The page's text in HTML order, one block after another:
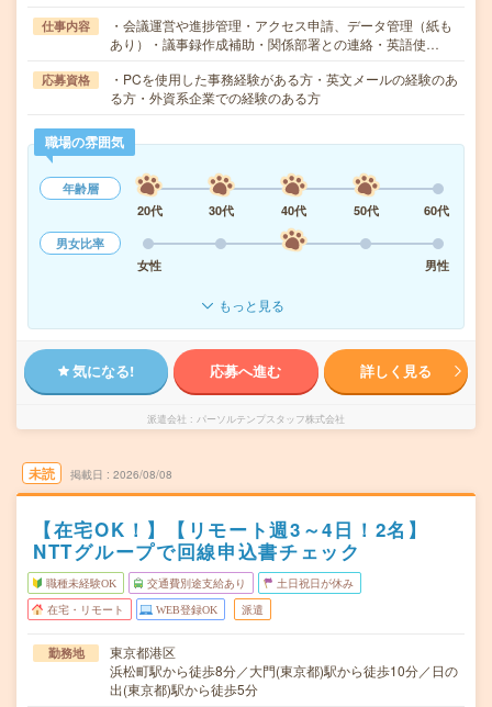
仕事内容
・会議運営や進捗管理・アクセス申請、データ管理（紙も
あり）・議事録作成補助・関係部署との連絡・英語使…
応募資格
・PCを使用した事務経験がある方・英文メールの経験のあ
る方・外資系企業での経験のある方
職場の雰囲気
年齢層
20代
30代 40代 50代
60代
男女比率
女性
男性
もっと見る
気になる! 応募へ進む 詳しく見る
派遣会社 パーソルテンプスタッフ株式会社
未読 掲載日 2026/08/08
【在宅OK！】【リモート週3～4日！2名】
NTTグループで回線申込書チェック
職種未経験OK 交通費別途支給あり 土日祝日が休み
在宅・リモート WEB登録OK 派遣
勤務地
東京都港区
浜松町駅から徒歩8分／大門(東京都)駅から徒歩10分／日の
出(東京都)駅から徒歩5分